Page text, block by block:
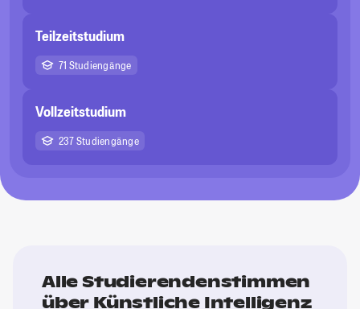
Teilzeitstudium
71 Studiengänge
Vollzeitstudium
237 Studiengänge
Alle Studierendenstimmen
über Künstliche Intelligenz